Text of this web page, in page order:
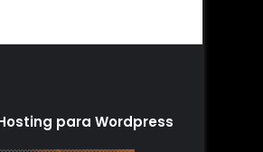
para Wordpress